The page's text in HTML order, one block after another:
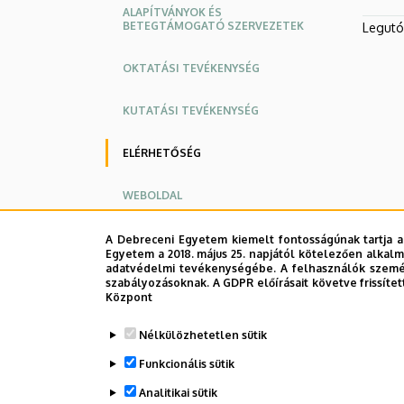
A Debreceni Egyetem kiemelt fontosságúnak
Egyetem a 2018. május 25. napjától kötelezően
adatvédelmi tevékenységébe. A felhasználók
szabályozásoknak. A GDPR előírásait követve
Központ
Nélkülözhetetlen sütik
Funkcionális sütik
Analitikai sütik
ALAPÍTVÁNYOK ÉS
BETEGTÁMOGATÓ SZERVEZETEK
OKTATÁSI TEVÉKENYSÉG
KUTATÁSI TEVÉKENYSÉG
ELÉRHETŐSÉG
WEBOLDAL
Oldalmenü
KK
Angol
Oldalmenü
KK
Német